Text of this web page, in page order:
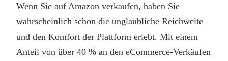
Wenn Sie auf Amazon verkaufen, haben Sie
wahrscheinlich schon die unglaubliche Reichweite
und den Komfort der Plattform erlebt. Mit einem
Anteil von über 40 % an den eCommerce-Verkäufen